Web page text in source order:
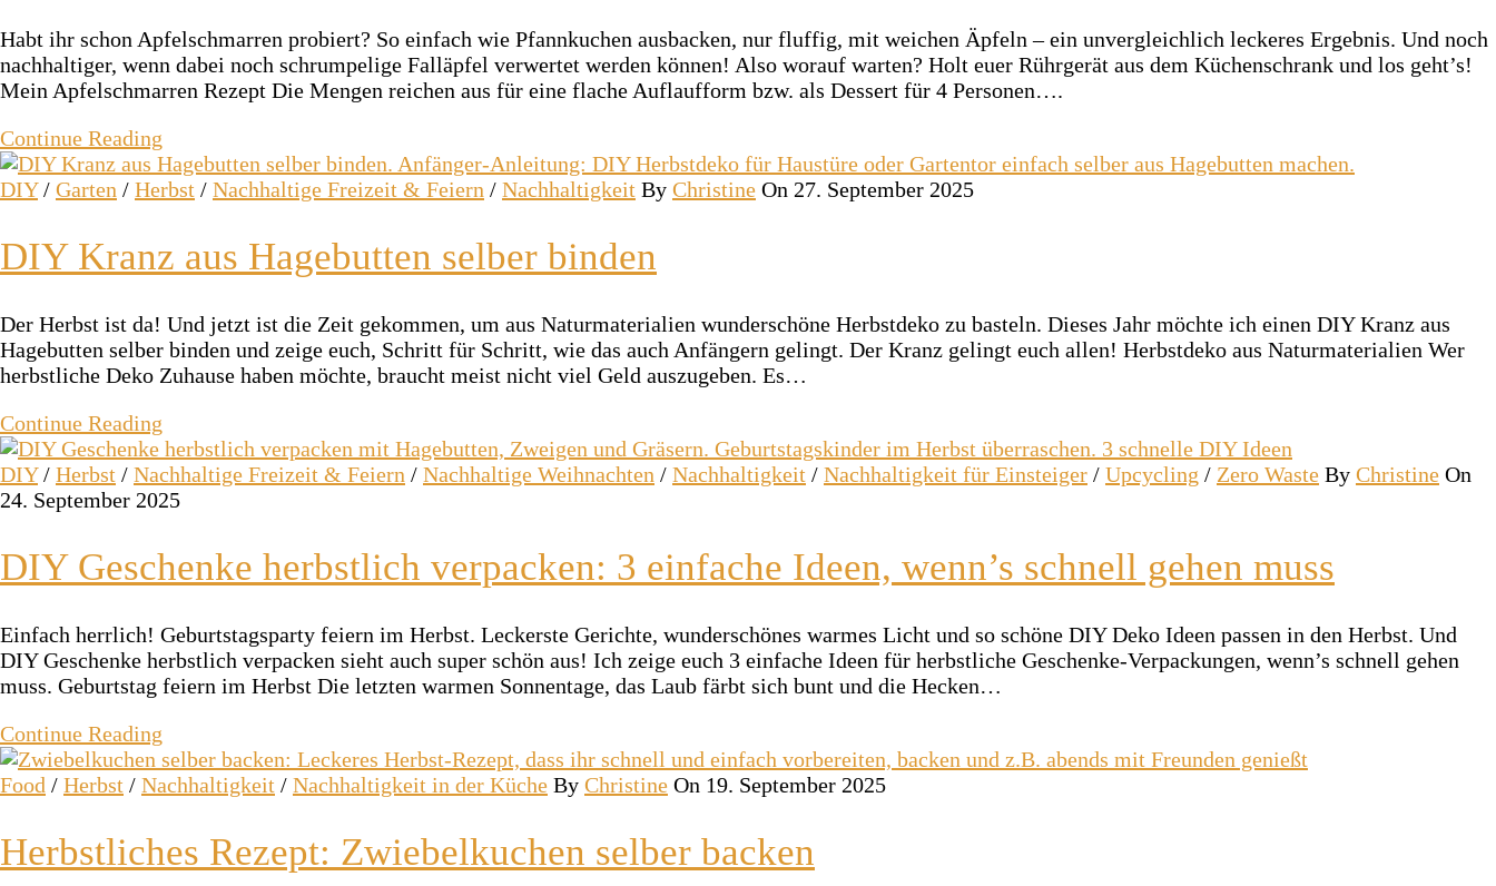
Habt ihr schon Apfelschmarren probiert? So einfach wie Pfannkuchen ausbacken, nur fluffig, mit weichen Äpfeln – ein unvergleichlich leckeres Ergebnis. Und noch
nachhaltiger, wenn dabei noch schrumpelige Falläpfel verwertet werden können! Also worauf warten? Holt euer Rührgerät aus dem Küchenschrank und los geht’s!
Mein Apfelschmarren Rezept Die Mengen reichen aus für eine flache Auflaufform bzw. als Dessert für 4 Personen….
Continue Reading
DIY/ Garten / Herbst / Nachhaltige Freizeit & Feiern / Nachhaltigkeit By Christine On 27. September 2025
DIY Kranz aus Hagebutten selber binden
Der Herbst ist da! Und jetzt ist die Zeit gekommen, um aus Naturmaterialien wunderschöne Herbstdeko zu basteln. Dieses Jahr möchte ich einen DIY Kranz aus
Hagebutten selber binden und zeige euch, Schritt für Schritt, wie das auch Anfängern gelingt. Der Kranz gelingt euch allen! Herbstdeko aus Naturmaterialien Wer
herbstliche Deko Zuhause haben möchte, braucht meist nicht viel Geld auszugeben. Es…
Continue Reading
DIY/ Herbst / Nachhaltige Freizeit & Feiern / Nachhaltige Weihnachten / Nachhaltigkeit / Nachhaltigkeit für Einsteiger / Upcycling / Zero Waste By Christine On
24. September 2025
DIY Geschenke herbstlich verpacken: 3 einfache Ideen, wenn’s schnell gehen muss
Einfach herrlich! Geburtstagsparty feiern im Herbst. Leckerste Gerichte, wunderschönes warmes Licht und so schöne DIY Deko Ideen passen in den Herbst. Und
DIY Geschenke herbstlich verpacken sieht auch super schön aus! Ich zeige euch 3 einfache Ideen für herbstliche Geschenke-Verpackungen, wenn’s schnell gehen
muss. Geburtstag feiern im Herbst Die letzten warmen Sonnentage, das Laub färbt sich bunt und die Hecken…
Continue Reading
Food / Herbst / Nachhaltigkeit / Nachhaltigkeit in der Küche By Christine On 19. September 2025
Herbstliches Rezept: Zwiebelkuchen selber backen